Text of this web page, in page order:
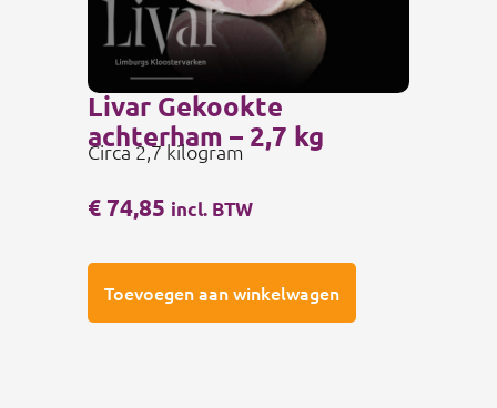
€74,85 incl. BTW
Toevoegen aan winkelwagen
Livar Gekookte
achterham – 2,7 kg
Circa 2,7 kilogram